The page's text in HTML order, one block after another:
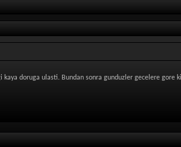
doruga ulasti. Bundan sonra gunduzler gecelere gore